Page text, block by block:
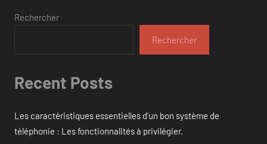
Rechercher
Rechercher
Recent Posts
Les caractéristiques essentielles d’un bon système de
téléphonie : Les fonctionnalités à privilégier.